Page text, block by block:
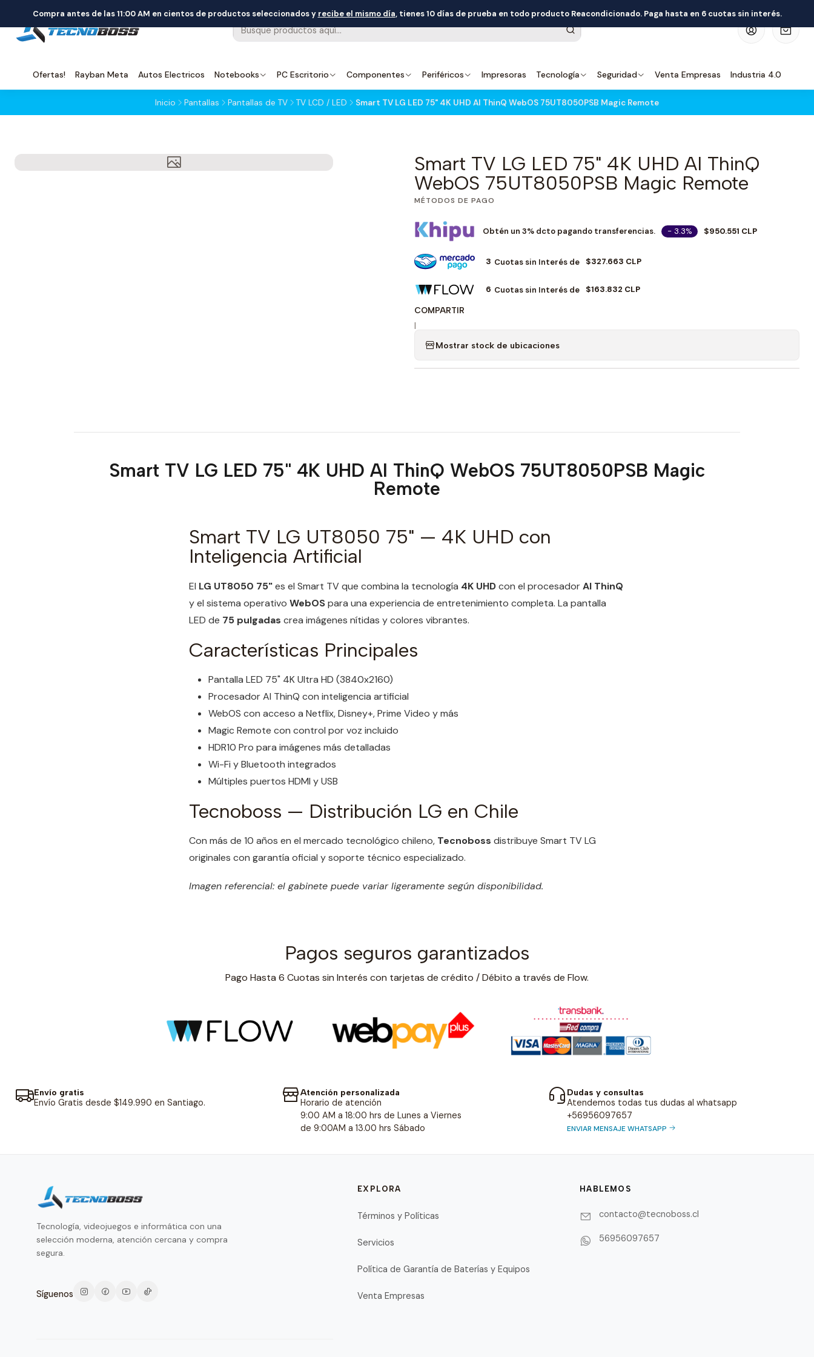
Ofertas! Rayban Meta Autos Electricos Notebooks PC Escritorio Componentes Periféricos Impresoras Tecnología Seguridad Venta Empresas Industria 4.0
Compra antes de las 11:00 AM en cientos de productos seleccionados y recibe el mismo día, tienes 10 días de prueba en todo producto Reacondicionado. Paga hasta en 6 cuotas sin interés.
Inicio Pantallas Pantallas de TV TV LCD / LED Smart TV LG LED 75" 4K UHD AI ThinQ WebOS 75UT8050PSB Magic Remote
Smart TV LG LED 75" 4K UHD AI ThinQ
WebOS 75UT8050PSB Magic Remote
MÉTODOS DE PAGO
Obtén un 3% dcto pagando transferencias. - 3.3% $950.551 CLP
3 Cuotas sin Interés de $327.663 CLP
6 Cuotas sin Interés de $163.832 CLP
COMPARTIR
|
Mostrar stock de ubicaciones
Smart TV LG LED 75" 4K UHD AI ThinQ WebOS 75UT8050PSB Magic
Remote
Smart TV LG UT8050 75" — 4K UHD con
Inteligencia Artificial
El LG UT8050 75"es el Smart TV que combina la tecnología 4K UHDcon el procesadorAI ThinQ
y el sistema operativo WebOSpara una experiencia de entretenimiento completa. La pantalla
LED de 75 pulgadas crea imágenes nítidas y colores vibrantes.
Características Principales
Pantalla LED 75" 4K Ultra HD (3840x2160)
Procesador AI ThinQ con inteligencia artificial
WebOS con acceso a Netflix, Disney+, Prime Video y más
Magic Remote con control por voz incluido
HDR10 Pro para imágenes más detalladas
Wi-Fi y Bluetooth integrados
Múltiples puertos HDMI y USB
Tecnoboss — Distribución LG en Chile
Con más de 10 años en el mercado tecnológico chileno, Tecnoboss distribuye Smart TV LG
originales con garantía oficial y soporte técnico especializado.
Imagen referencial: el gabinete puede variar ligeramente según disponibilidad.
Pagos seguros garantizados
Pago Hasta 6 Cuotas sin Interés con tarjetas de crédito / Débito a través de Flow.
Envío gratis
Envío Gratis desde $149.990 en Santiago.
Atención personalizada
Horario de atención
9:00 AM a 18:00 hrs de Lunes a Viernes
de 9:00AM a 13.00 hrs Sábado
Dudas y consultas
Atendemos todas tus dudas al whatsapp
+56956097657
ENVIAR MENSAJE WHATSAPP
Tecnología, videojuegos e informática con una
selección moderna, atención cercana y compra
segura.
Síguenos
EXPLORA
Términos y Políticas
Servicios
Política de Garantía de Baterías y Equipos
Venta Empresas
HABLEMOS
contacto@tecnoboss.cl
56956097657